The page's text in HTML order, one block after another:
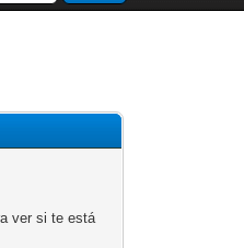
ver si te está